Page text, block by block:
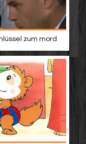
zum mord